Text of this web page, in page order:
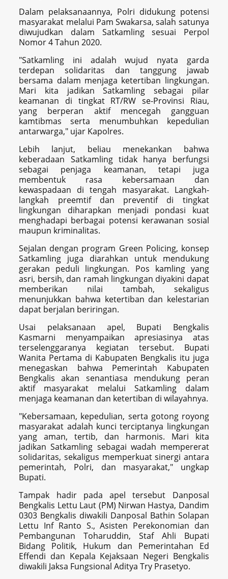
Dalam pelaksanaannya, Polri didukung potensi
masyarakat melalui Pam Swakarsa, salah satunya
diwujudkan dalam Satkamling sesuai Perpol
Nomor 4 Tahun 2020.
"Satkamling ini adalah wujud nyata garda
terdepan solidaritas dan tanggung jawab
bersama dalam menjaga ketertiban lingkungan.
Mari kita jadikan Satkamling sebagai pilar
keamanan di tingkat RT/RW se-Provinsi Riau,
yang berperan aktif mencegah gangguan
kamtibmas serta menumbuhkan kepedulian
antarwarga," ujar Kapolres.
Lebih lanjut, beliau menekankan bahwa
keberadaan Satkamling tidak hanya berfungsi
sebagai penjaga keamanan, tetapi juga
membentuk rasa kebersamaan dan
kewaspadaan di tengah masyarakat. Langkah-
langkah preemtif dan preventif di tingkat
lingkungan diharapkan menjadi pondasi kuat
menghadapi berbagai potensi kerawanan sosial
maupun kriminalitas.
Sejalan dengan program Green Policing, konsep
Satkamling juga diarahkan untuk mendukung
gerakan peduli lingkungan. Pos kamling yang
asri, bersih, dan ramah lingkungan diyakini dapat
memberikan nilai tambah, sekaligus
menunjukkan bahwa ketertiban dan kelestarian
dapat berjalan beriringan.
Usai pelaksanaan apel, Bupati Bengkalis
Kasmarni menyampaikan apresiasinya atas
terselenggaranya kegiatan tersebut. Bupati
Wanita Pertama di Kabupaten Bengkalis itu juga
menegaskan bahwa Pemerintah Kabupaten
Bengkalis akan senantiasa mendukung peran
aktif masyarakat melalui Satkamling dalam
menjaga keamanan dan ketertiban di wilayahnya.
"Kebersamaan, kepedulian, serta gotong royong
masyarakat adalah kunci terciptanya lingkungan
yang aman, tertib, dan harmonis. Mari kita
jadikan Satkamling sebagai wadah mempererat
solidaritas, sekaligus memperkuat sinergi antara
pemerintah, Polri, dan masyarakat," ungkap
Bupati.
Tampak hadir pada apel tersebut Danposal
Bengkalis Lettu Laut (PM) Nirwan Hastya, Dandim
0303 Bengkalis diwakili Danposal Bathin Solapan
Lettu Inf Ranto S., Asisten Perekonomian dan
Pembangunan Toharuddin, Staf Ahli Bupati
Bidang Politik, Hukum dan Pemerintahan Ed
Effendi dan Kepala Kejaksaan Negeri Bengkalis
diwakili Jaksa Fungsional Aditya Try Prasetyo.